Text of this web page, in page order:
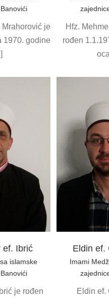
Mrahorović je
1970. godine
Hfz.
rođen
ef. Ibrić
islamske
je rođen
Omerović
islamske
Banovići
Eldin ef.
Imami
Eldin ef.
Haris
Imami